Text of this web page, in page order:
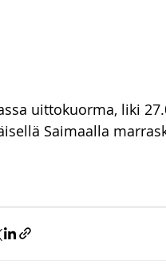
uittokuorma, liki
Saimaalla